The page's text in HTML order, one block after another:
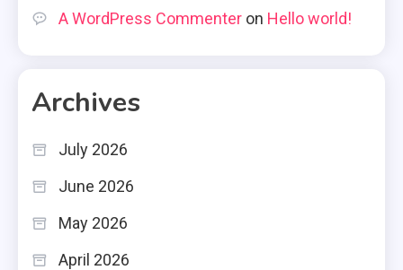
A WordPress Commenter on Hello world!
Archives
July 2026
June 2026
May 2026
April 2026